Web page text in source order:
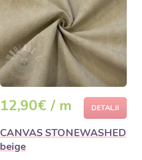
12,90€ / m DETALJI
CANVAS STONEWASHED
beige